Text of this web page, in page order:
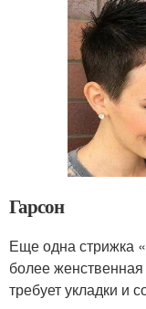
Гарсон
Еще одна стрижка
более
требует укладки и